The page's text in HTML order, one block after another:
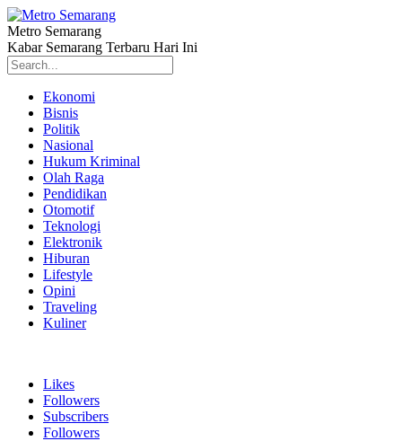
Metro Semarang
Kabar Semarang Terbaru Hari Ini
Ekonomi
Bisnis
Politik
Nasional
Hukum Kriminal
Olah Raga
Pendidikan
Otomotif
Teknologi
Elektronik
Hiburan
Lifestyle
Opini
Traveling
Kuliner
Likes
Followers
Subscribers
Followers